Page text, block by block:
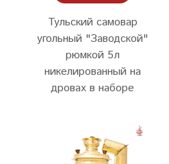
Тульский самовар
угольный "Заводской"
рюмкой 5л
никелированный на
дровах в наборе